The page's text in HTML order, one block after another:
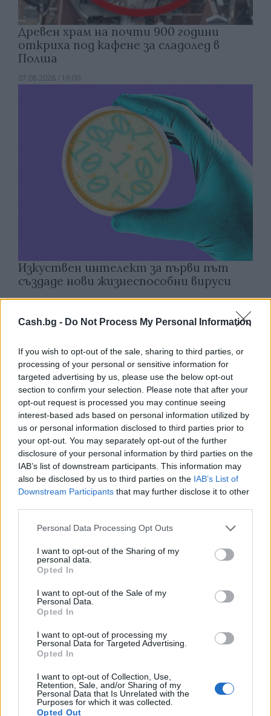
Cash.bg - Do Not Process My Personal Information
If you wish to opt-out of the sale, sharing to third parties, or
processing of your personal or sensitive information for
targeted advertising by us, please use the below opt-out
section to confirm your selection. Please note that after your
opt-out request is processed you may continue seeing
interest-based ads based on personal information utilized by
us or personal information disclosed to third parties prior to
your opt-out. You may separately opt-out of the further
disclosure of your personal information by third parties on the
IAB’s list of downstream participants. This information may
also be disclosed by us to third parties on the IAB’s List of
Downstream Participants that may further disclose it to other
Personal Data Processing Opt Outs
I want to opt-out of the Sharing of my
personal data.
Opted In
I want to opt-out of the Sale of my
Personal Data.
Opted In
I want to opt-out of processing my
Personal Data for Targeted Advertising.
Opted In
I want to opt-out of Collection, Use,
Retention, Sale, and/or Sharing of my
Personal Data that Is Unrelated with the
Purposes for which it was collected.
Opted Out
Древен храм на почти 900 години
откриха под кафене за сладолед в
Полша
07.08.2026 / 16:00
Изкуствен интелект за първи път
създаде нови жизнеспособни вируси
07.08.2026 / 15:30
Астронавти на NASA излязоха в
07.08.2026 / 15:00
Франция ще забрани рекламните